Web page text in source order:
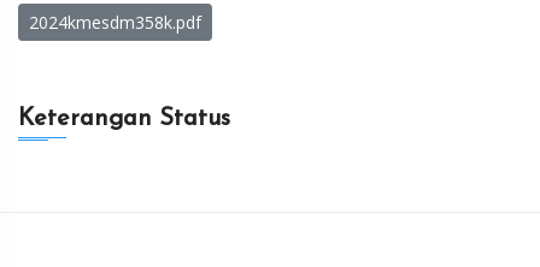
2024kmesdm358k.pdf
Keterangan Status